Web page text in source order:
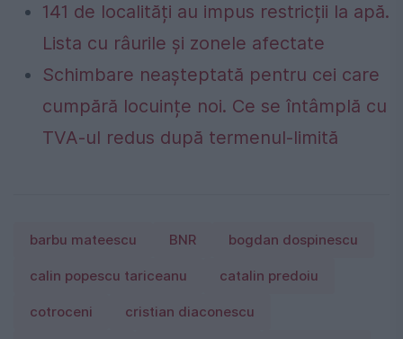
141 de localități au impus restricții la apă.
Lista cu râurile și zonele afectate
Schimbare neașteptată pentru cei care
cumpără locuințe noi. Ce se întâmplă cu
TVA-ul redus după termenul-limită
barbu mateescu BNR bogdan dospinescu
calin popescu tariceanu catalin predoiu
cotroceni cristian diaconescu